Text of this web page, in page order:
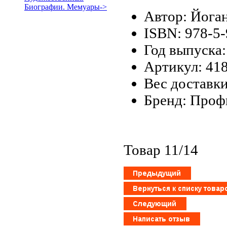
Биографии. Мемуары->
Автор:
ISBN: 978-
Год
Артикул:
Вес
Бренд:
Товар 11/14